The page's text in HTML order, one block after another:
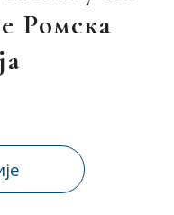
Ромска